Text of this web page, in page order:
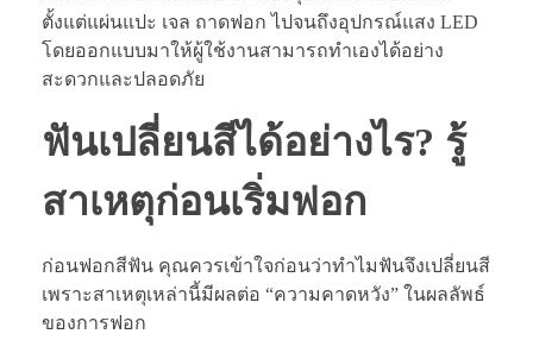
ตั้งแต่แผ่นแปะ เจล ถาดฟอก ไปจนถึงอุปกรณ์แสง LED
โดยออกแบบมาให้ผู้ใช้งานสามารถทำเองได้อย่าง
สะดวกและปลอดภัย
ฟันเปลี่ยนสีได้อย่างไร? รู้
สาเหตุก่อนเริ่มฟอก
ก่อนฟอกสีฟัน คุณควรเข้าใจก่อนว่าทำไมฟันจึงเปลี่ยนสี
เพราะสาเหตุเหล่านี้มีผลต่อ “ความคาดหวัง” ในผลลัพธ์
ของการฟอก